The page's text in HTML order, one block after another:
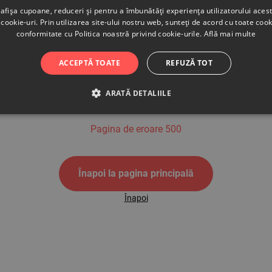
500
Pagina de eroare 500
Înapoi la pagina principală
Înapoi
cupoane, reduceri și pentru a îmbunătăți experiența utilizatorului
uri. Prin utilizarea site-ului nostru web, sunteți de acord cu toate
conformitate cu Politica noastră privind cookie-urile. Află mai multe
ACCEPTĂ TOATE REFUZĂ TOT
ARATĂ DETALIILE